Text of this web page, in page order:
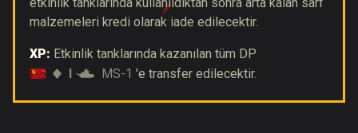
malzemeleri kredi olarak iade edilecektir.
XP: Etkinlik tanklarında kazanılan tüm DP
I
MS-1 'e transfer edilecektir.